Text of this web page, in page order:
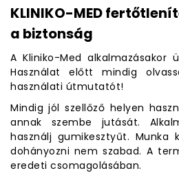
KLINIKO-MED
a biztonság
A Kliniko-Med alkalmazásakor
Használat előtt mindig
használati útmutatót!
Mindig jól szellőző helyen
annak szembe jutását.
használj gumikesztyűt. Munka
dohányozni nem szabad. A
eredeti csomagolásában.